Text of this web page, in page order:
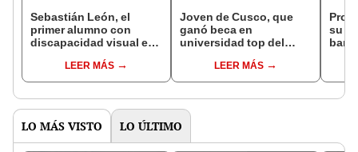
Sebastián León, el
primer alumno con
discapacidad visual en
clases tienen su
dificultad"
LEER MÁS
Joven de Cusco, que
ganó beca en
universidad top del
postuló a la UNI porque
no la conocía: "Ahora
mejores"
LEER MÁS
su
LO MÁS VISTO LO ÚLTIMO